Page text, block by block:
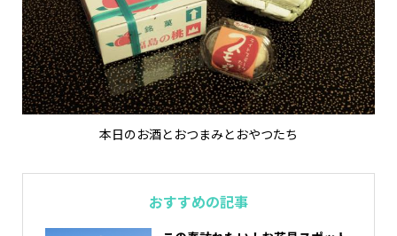
本日のお酒とおつまみとおやつたち
おすすめの記事